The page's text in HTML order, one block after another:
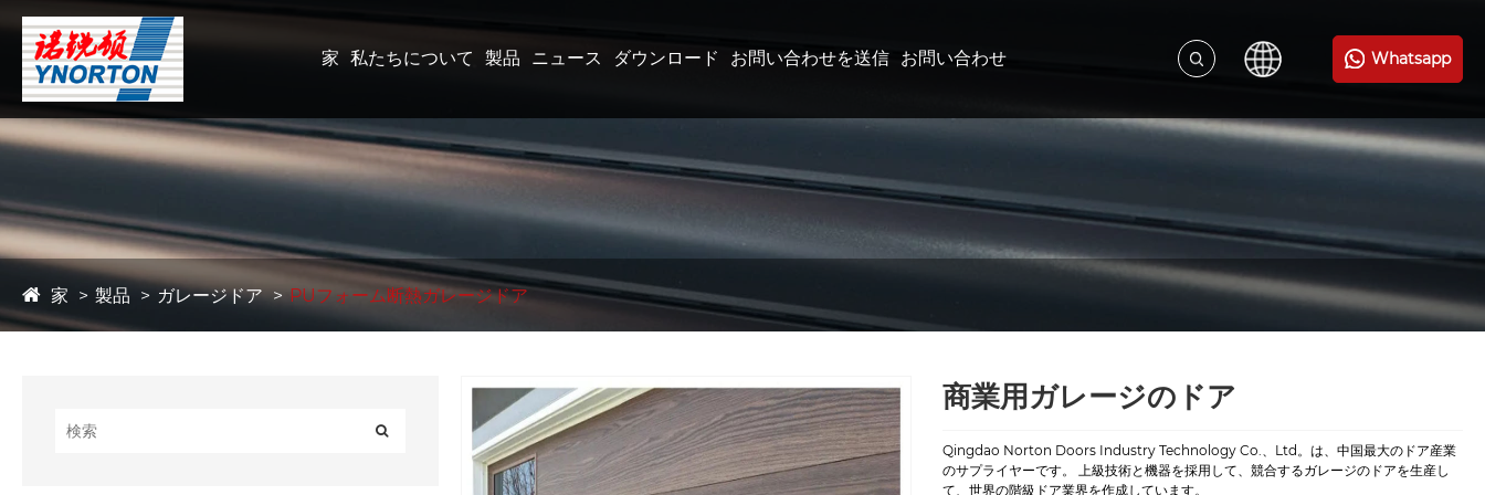
家 私たちについて 製品 ニュース ダウンロード お問い合わせを送信 お問い合わせ Whatsapp
家 製品 ガレージドア PUフォーム断熱ガレージドア
商業用ガレージのドア
Qingdao Norton Doors Industry Technology Co.、Ltd。は、中国最大のドア産業
のサプライヤーです。 上級技術と機器を採用して、競合するガレージのドアを生産し
て、世界の階級ドア業界を作成しています。